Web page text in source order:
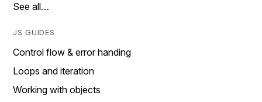
See all…
JS GUIDES
Control flow & error handing
Loops and iteration
Working with objects